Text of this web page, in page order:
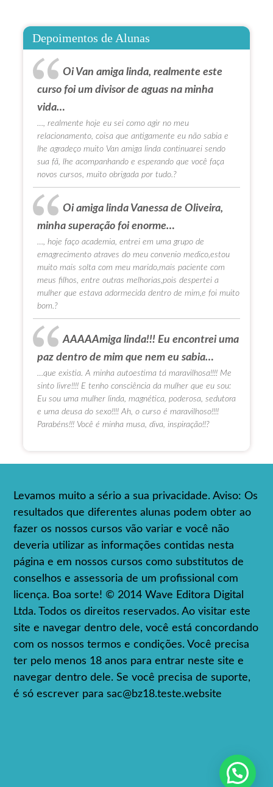
Depoimentos de Alunas
Oi Van amiga linda, realmente este
curso foi um divisor de aguas na minha
vida…
…, realmente hoje eu sei como agir no meu
relacionamento, coisa que antigamente eu não sabia e
lhe agradeço muito Van amiga linda continuarei sendo
sua fã, lhe acompanhando e esperando que você faça
novos cursos, muito obrigada por tudo.?
Oi amiga linda Vanessa de Oliveira,
minha superação foi enorme…
…, hoje faço academia, entrei em uma grupo de
emagrecimento atraves do meu convenio medico,estou
muito mais solta com meu marido,mais paciente com
meus filhos, entre outras melhorias,pois despertei a
mulher que estava adormecida dentro de mim,e foi muito
bom.?
AAAAAmiga linda!!! Eu encontrei uma
paz dentro de mim que nem eu sabia…
…que existia. A minha autoestima tá maravilhosa!!!! Me
sinto livre!!!! E tenho consciência da mulher que eu sou:
Eu sou uma mulher linda, magnética, poderosa, sedutora
e uma deusa do sexo!!!! Ah, o curso é maravilhoso!!!!
Parabéns!!! Você é minha musa, diva, inspiração!!?
Levamos muito a sério a sua privacidade. Aviso: Os
resultados que diferentes alunas podem obter ao
fazer os nossos cursos vão variar e você não
deveria utilizar as informações contidas nesta
página e em nossos cursos como substitutos de
conselhos e assessoria de um profissional com
licença. Boa sorte! © 2014 Wave Editora Digital
Ltda. Todos os direitos reservados. Ao visitar este
site e navegar dentro dele, você está concordando
com os nossos termos e condições. Você precisa
ter pelo menos 18 anos para entrar neste site e
navegar dentro dele. Se você precisa de suporte,
é só escrever parasac@bz18.teste.website